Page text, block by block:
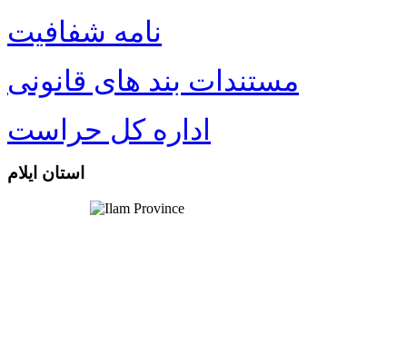
نامه شفافیت
مستندات بند های قانونی
اداره کل حراست
استان ایلام